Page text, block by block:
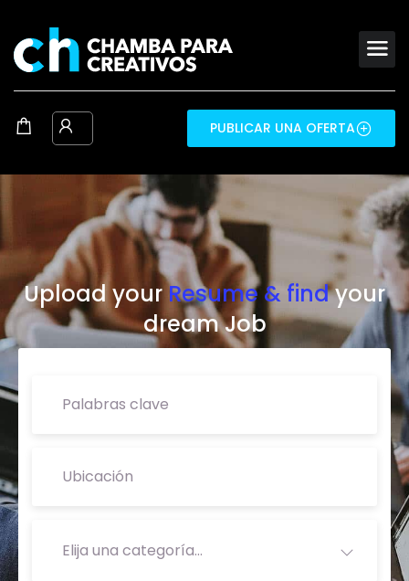
PUBLICAR UNA OFERTA
Upload your Resume & findyour
dream Job
Elija una categoría…